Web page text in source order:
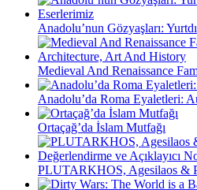
Anadolu’nun Gözyaşları:
Medieval And Renaissance
Anadolu’da Roma Eyaletleri:
Ortaçağ’da İslam Mutfağı
PLUTARKHOS, Agesilaos &